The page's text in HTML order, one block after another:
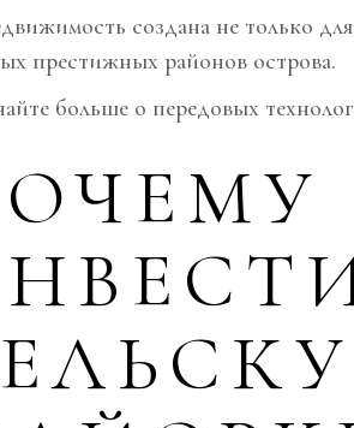
создана не только
престижных районов острова.
больше о передовых